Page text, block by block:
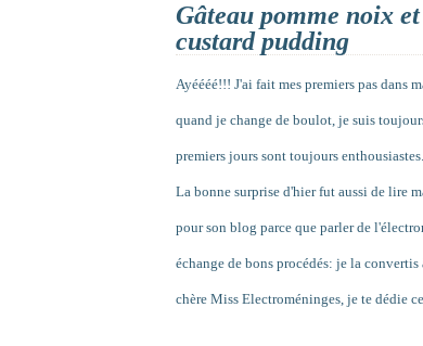
Gâteau pomme noix
custard pudding
Ayéééé!!! J'ai fait mes premiers pas dans
quand je change de boulot, je suis
premiers jours sont toujours enthousiastes.
La bonne surprise d'hier fut aussi de lire
pour son blog parce que parler de
échange de bons procédés: je la
chère Miss Electroméninges, je te dédie